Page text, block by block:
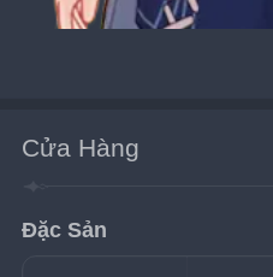
Cửa Hàng
Đặc Sản